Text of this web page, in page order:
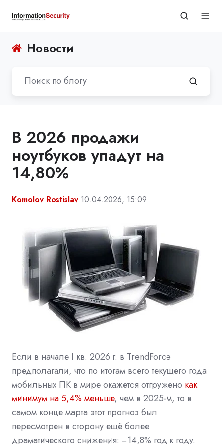
Новости
В 2026 продажи
ноутбуков упадут на
14,80%
Komolov Rostislav 10.04.2026, 15:09
Если в начале I кв. 2026 г. в TrendForce
предполагали, что по итогам всего текущего года
мобильных ПК в мире окажется отгружено как
минимум на 5,4% меньше, чем в 2025-м, то в
самом конце марта этот прогноз был
пересмотрен в сторону ещё более
драматического снижения: −14,8% год к году.